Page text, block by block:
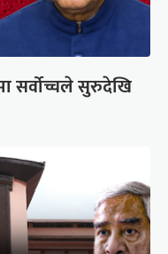
सर्वोच्चले सुरुदेखि